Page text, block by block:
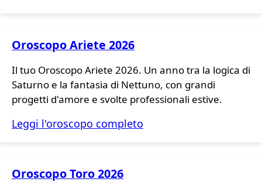
Oroscopo Ariete 2026
Il tuo Oroscopo Ariete 2026. Un anno tra la logica di
Saturno e la fantasia di Nettuno, con grandi
progetti d'amore e svolte professionali estive.
Leggi l'oroscopo completo
Oroscopo Toro 2026